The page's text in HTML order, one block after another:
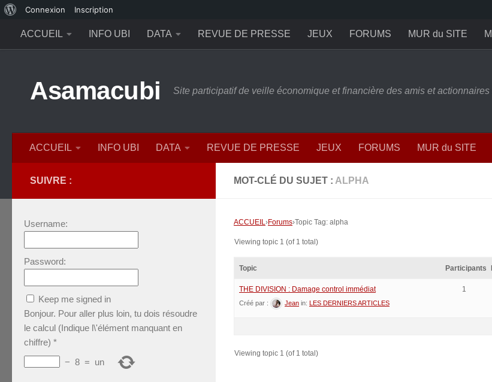
propos
de
Connexion Inscription
ACCUEIL
INFO UBI DATA REVUE DE PRESSE JEUX FORUMS MUR du SITE
Asamacubi Site participatif de veille économique et financière des amis et actionnaires
ACCUEIL INFO UBI DATA REVUE DE PRESSE JEUX FORUMS MUR du SITE
MOT-CLÉ DU SUJET : ALPHA
ACCUEIL›Forums›Topic Tag: alpha
Viewing topic 1 (of 1 total)
Topic Participants
THE DIVISION : Damage control immédiat
Créé par : Jean in: LES DERNIERS ARTICLES
1
Viewing topic 1 (of 1 total)
SUIVRE :
Username:
Password:
Keep me signed in
Bonjour. Pour aller plus loin, tu dois résoudre
le calcul (Indique l\'élément manquant en
chiffre) *
− 8 = un